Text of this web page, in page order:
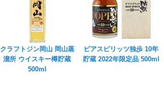
クラフトジン岡山 岡山蒸
溜所 ウイスキー樽貯蔵
500ml
ビアスピリッツ独歩 10年
貯蔵 2022年限定品 500ml